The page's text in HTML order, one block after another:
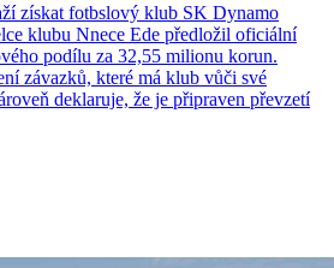
získat fotbslový klub SK Dynamo
klubu Nnece Ede předložil oficiální
podílu za 32,55 milionu korun.
závazků, které má klub vůči své
deklaruje, že je připraven převzetí